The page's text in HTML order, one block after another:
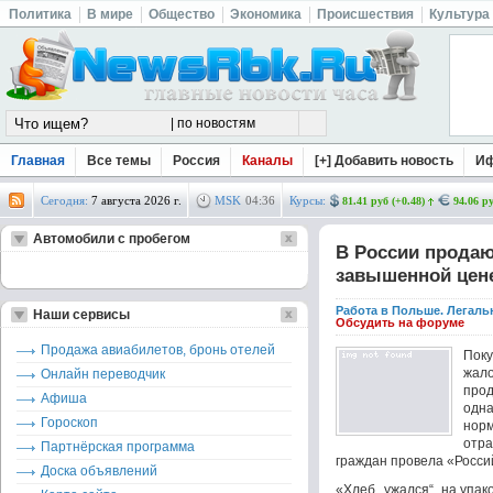
Политика В мире Общество Экономика Происшествия Культура
Главная Все темы Россия Каналы [+] Добавить новость
Сегодня: 7 августа 2026 г. MSK 04:36 Курсы: 81.41 руб (+0.48) 94.06
В России
завышенной
Работа в Польше.
Обсудить на форуме
граждан провела
«Хлеб „ужался“, на
Автомобили с пробегом
Наши сервисы
Продажа авиабилетов, бронь отелей
Онлайн переводчик
Афиша
Гороскоп
Партнёрская программа
Доска объявлений